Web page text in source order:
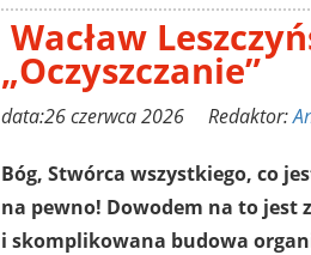
Wacław
„Oczyszczanie”
data:26 czerwca 2026 Redaktor:
Bóg, Stwórca wszystkiego, co
na pewno! Dowodem na to jest
i skomplikowana budowa